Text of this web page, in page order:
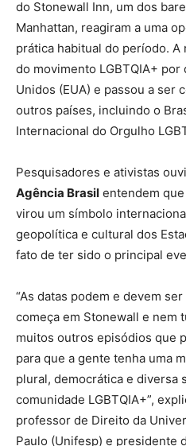
do Stonewall Inn, um dos
Manhattan, reagiram a uma
prática habitual do período.
do movimento LGBTQIA+
Unidos (EUA) e passou a ser
outros países, incluindo o
Internacional do Orgulho
Pesquisadores e ativistas
Agência Brasil entendem
virou um símbolo
geopolítica e cultural dos
fato de ter sido o principal
“As datas podem e devem
começa em Stonewall e nem
muitos outros episódios que
para que a gente tenha uma
plural, democrática e diversa
comunidade LGBTQIA+”,
professor de Direito da
Paulo (Unifesp) e presidente